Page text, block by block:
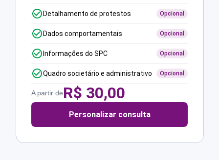
Detalhamento de protestos Opcional
Dados comportamentais Opcional
Informações do SPC Opcional
Quadro societário e administrativo Opcional
A partir deR$ 30,00
Personalizar consulta